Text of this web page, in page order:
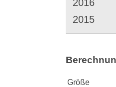
2016
2015
Größe